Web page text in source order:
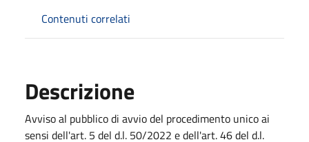
Contenuti correlati
Descrizione
Avviso al pubblico di avvio del procedimento unico ai
sensi dell'art. 5 del d.l. 50/2022 e dell'art. 46 del d.l.